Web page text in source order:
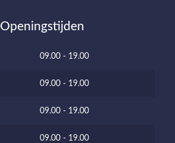
Openingstijden
09.00 - 19.00
09.00 - 19.00
09.00 - 19.00
09.00 - 19.00